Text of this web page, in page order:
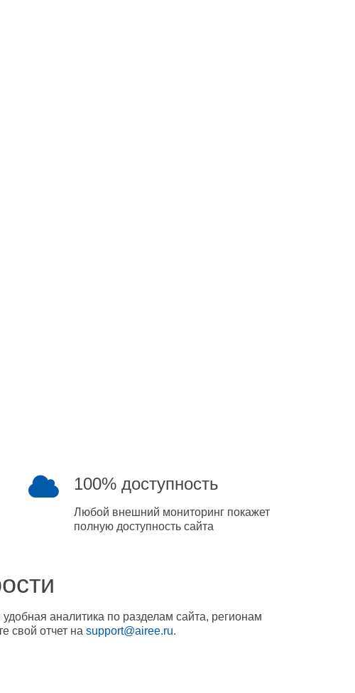
100% доступность
Любой внешний мониторинг покажет
полную доступность сайта
аналитика по разделам сайта, регионам
свой отчет на support@airee.ru.